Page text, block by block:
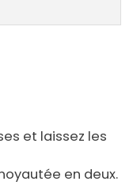
et laissez les
en deux.